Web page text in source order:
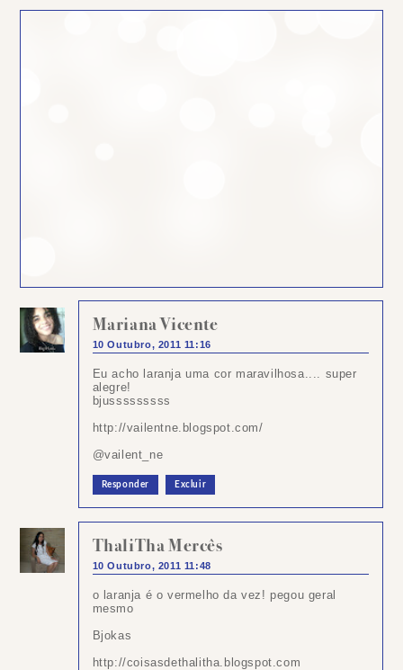
Mariana Vicente
10 Outubro, 2011 11:16
Eu acho laranja uma cor maravilhosa.... super
alegre!
bjusssssssss
http://vailentne.blogspot.com/
@vailent_ne
Responder Excluir
ThaliTha Mercês
10 Outubro, 2011 11:48
o laranja é o vermelho da vez! pegou geral
mesmo
Bjokas
http://coisasdethalitha.blogspot.com